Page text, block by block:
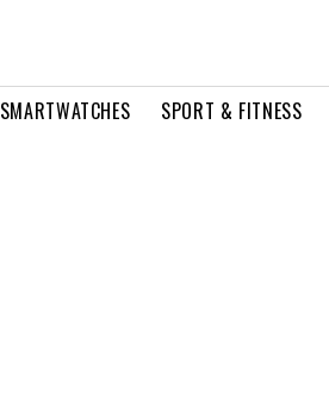
SMARTWATCHES SPORT & FITNESS